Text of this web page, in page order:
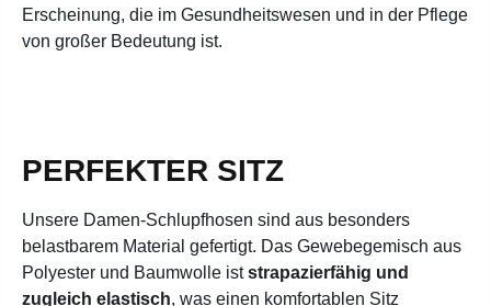
Erscheinung, die im Gesundheitswesen und in der Pflege
von großer Bedeutung ist.
PERFEKTER SITZ
Unsere Damen-Schlupfhosen sind aus besonders
belastbarem Material gefertigt. Das Gewebegemisch aus
Polyester und Baumwolle iststrapazierfähig und
zugleich elastisch, was einen komfortablen Sitz